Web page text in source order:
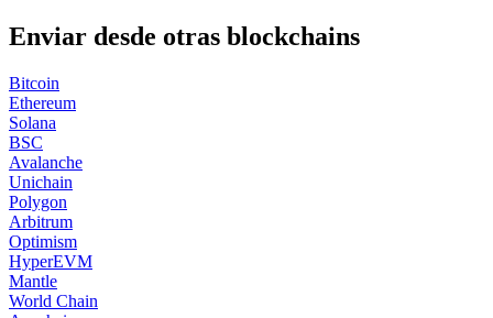
Enviar desde otras blockchains
Bitcoin
Ethereum
Solana
BSC
Avalanche
Unichain
Polygon
Arbitrum
Optimism
HyperEVM
Mantle
World Chain